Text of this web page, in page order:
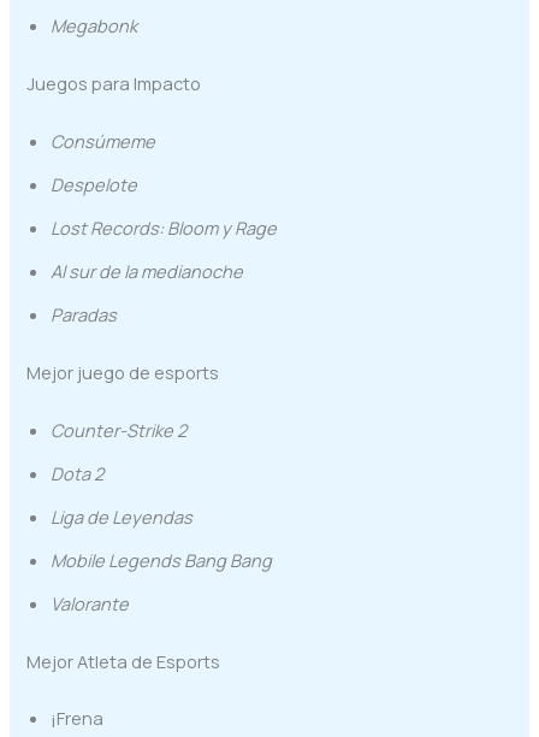
Megabonk
Juegos para Impacto
Consúmeme
Despelote
Lost Records: Bloom y Rage
Al sur de la medianoche
Paradas
Mejor juego de esports
Counter-Strike 2
Dota 2
Liga de Leyendas
Mobile Legends Bang Bang
Valorante
Mejor Atleta de Esports
¡Frena